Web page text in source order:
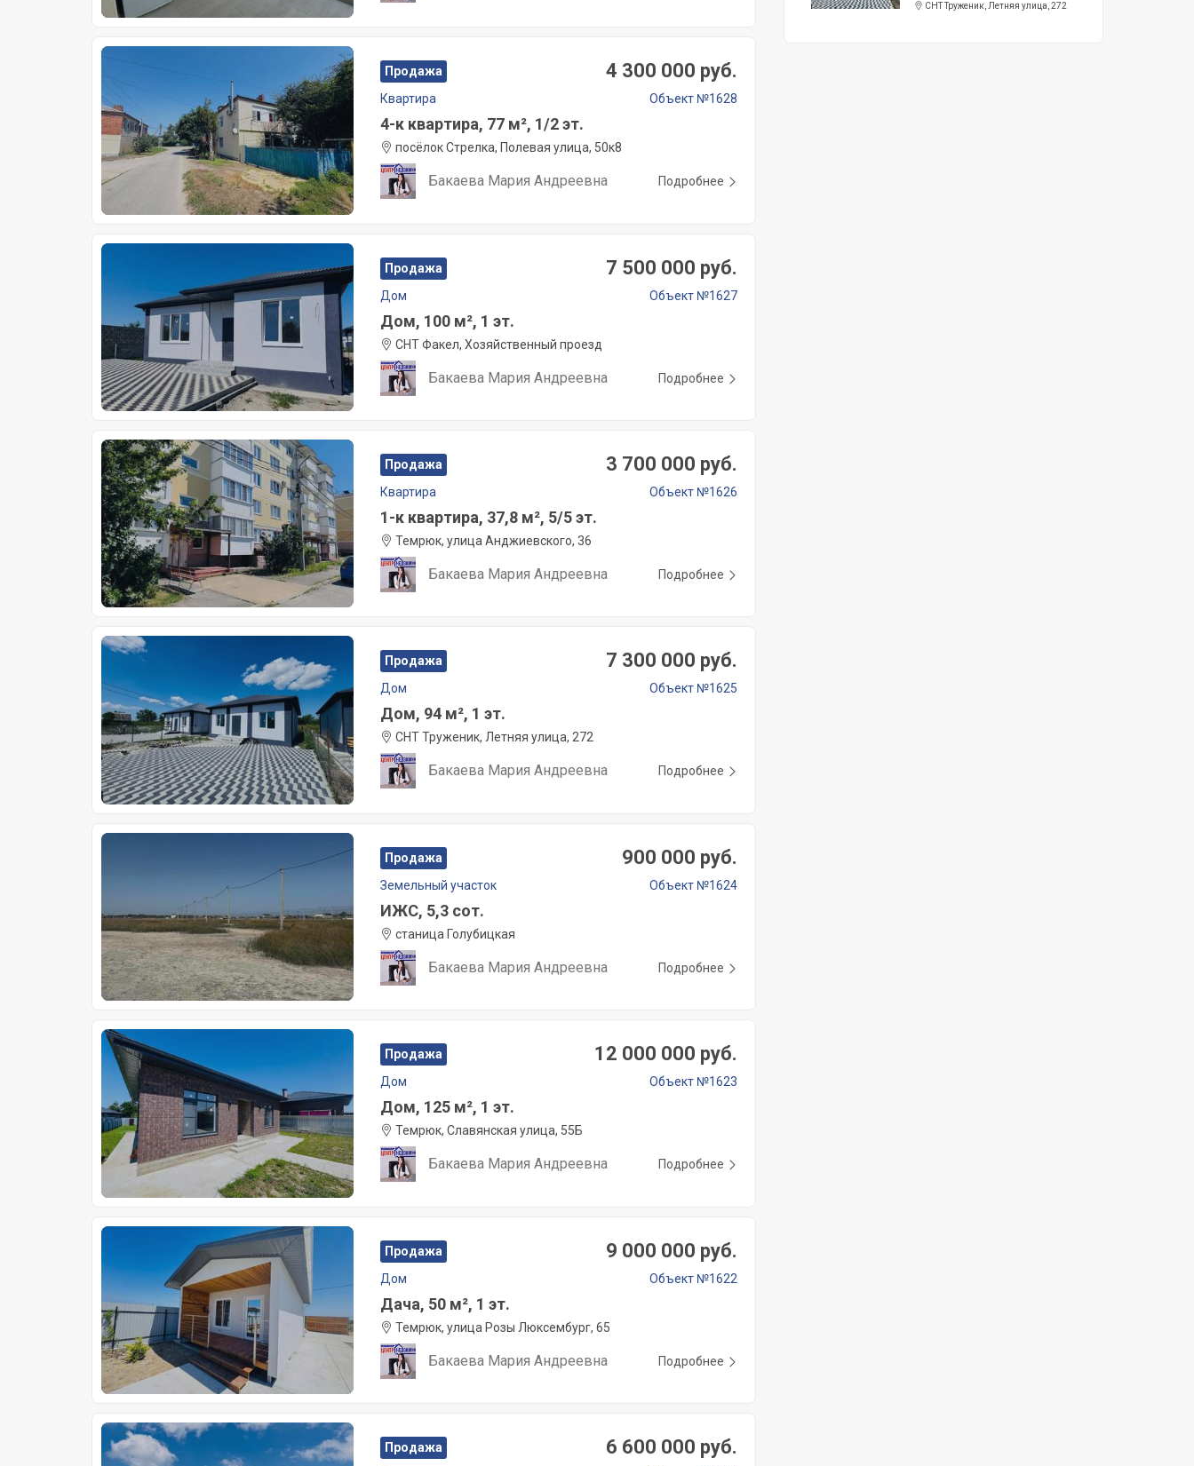
Продажа 4 300 000 руб.
Квартира Объект №1628
4-к квартира, 77 м², 1/2 эт.
посёлок Стрелка, Полевая улица, 50к8
Бакаева Мария Андреевна Подробнее
Продажа 7 500 000 руб.
Дом Объект №1627
Дом, 100 м², 1 эт.
СНТ Факел, Хозяйственный проезд
Бакаева Мария Андреевна Подробнее
Продажа 3 700 000 руб.
Квартира Объект №1626
1-к квартира, 37,8 м², 5/5 эт.
Темрюк, улица Анджиевского, 36
Бакаева Мария Андреевна Подробнее
Продажа 7 300 000 руб.
Дом Объект №1625
Дом, 94 м², 1 эт.
СНТ Труженик, Летняя улица, 272
Бакаева Мария Андреевна Подробнее
Продажа 900 000 руб.
Земельный участок Объект №1624
ИЖС, 5,3 сот.
станица Голубицкая
Бакаева Мария Андреевна Подробнее
Продажа 12 000 000 руб.
Дом Объект №1623
Дом, 125 м², 1 эт.
Темрюк, Славянская улица, 55Б
Бакаева Мария Андреевна Подробнее
Продажа 9 000 000 руб.
Дом Объект №1622
Дача, 50 м², 1 эт.
Темрюк, улица Розы Люксембург, 65
Бакаева Мария Андреевна Подробнее
Продажа 6 600 000 руб.
СНТ Труженик, Летняя улица, 272